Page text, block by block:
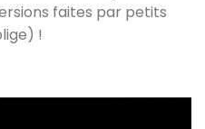
faites par petits
!